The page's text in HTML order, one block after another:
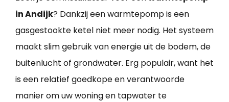
in Andijk? Dankzij een warmtepomp is een
gasgestookte ketel niet meer nodig. Het systeem
maakt slim gebruik van energie uit de bodem, de
buitenlucht of grondwater. Erg populair, want het
is een relatief goedkope en verantwoorde
manier om uw woning en tapwater te